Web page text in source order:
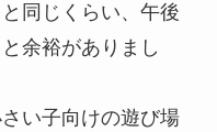
同じくらい、午後
余裕がありまし
い子向けの遊び場